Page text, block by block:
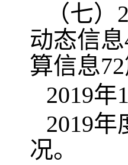
（七
动态信
算信息
2019
2019
况。